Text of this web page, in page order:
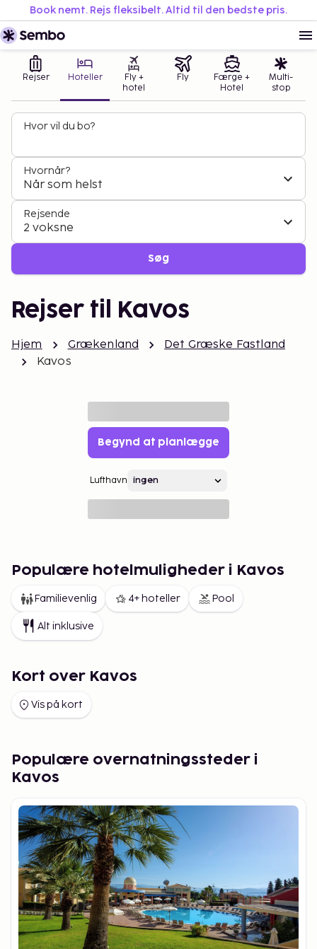
Book nemt. Rejs fleksibelt. Altid til den bedste pris.
Rejser Hoteller
Fly +
hotel
Fly
Færge +
Hotel
Multi-
stop
Hvor vil du bo?
Hvornår?
Når som helst
Rejsende
2 voksne
Søg
Rejser til Kavos
Hjem Grækenland
Det Græske Fastland
Kavos
Begynd at planlægge
Lufthavn
Populære hotelmuligheder i Kavos
Familievenlig 4+ hoteller Pool
Alt inklusive
Kort over Kavos
Vis på kort
Populære overnatningssteder i
Kavos